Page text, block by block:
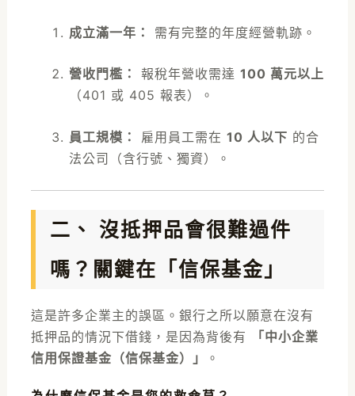
成立滿一年： 需有完整的年度經營軌跡。
營收門檻： 報稅年營收需達 100 萬元以上
（401 或 405 報表）。
員工規模： 雇用員工需在 10 人以下 的合
法公司（含行號、獨資）。
二、 沒抵押品會很難過件
嗎？關鍵在「信保基金」
這是許多企業主的誤區。銀行之所以願意在沒有
抵押品的情況下借錢，是因為背後有
「中小企業
信用保證基金（信保基金）」
。